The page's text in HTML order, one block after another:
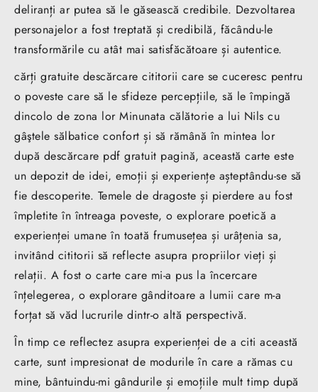
deliranți ar putea să le găsească credibile. Dezvoltarea
personajelor a fost treptată și credibilă, făcându-le
transformările cu atât mai satisfăcătoare și autentice.
cărți gratuite descărcare cititorii care se cuceresc pentru
o poveste care să le sfideze percepțiile, să le împingă
dincolo de zona lor Minunata călătorie a lui Nils cu
gâştele sălbatice confort și să rămână în mintea lor
după descărcare pdf gratuit pagină, această carte este
un depozit de idei, emoții și experiențe așteptându-se să
fie descoperite. Temele de dragoste și pierdere au fost
împletite în întreaga poveste, o explorare poetică a
experienței umane în toată frumusețea și urâțenia sa,
invitând cititorii să reflecte asupra propriilor vieți și
relații. A fost o carte care mi-a pus la încercare
înțelegerea, o explorare gânditoare a lumii care m-a
forțat să văd lucrurile dintr-o altă perspectivă.
În timp ce reflectez asupra experienței de a citi această
carte, sunt impresionat de modurile în care a rămas cu
mine, bântuindu-mi gândurile și emoțiile mult timp după